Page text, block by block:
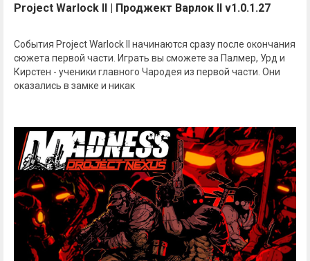
Project Warlock II | Проджект Варлок II v1.0.1.27
События Project Warlock II начинаются сразу после окончания
сюжета первой части. Играть вы сможете за Палмер, Урд и
Кирстен - ученики главного Чародея из первой части. Они
оказались в замке и никак